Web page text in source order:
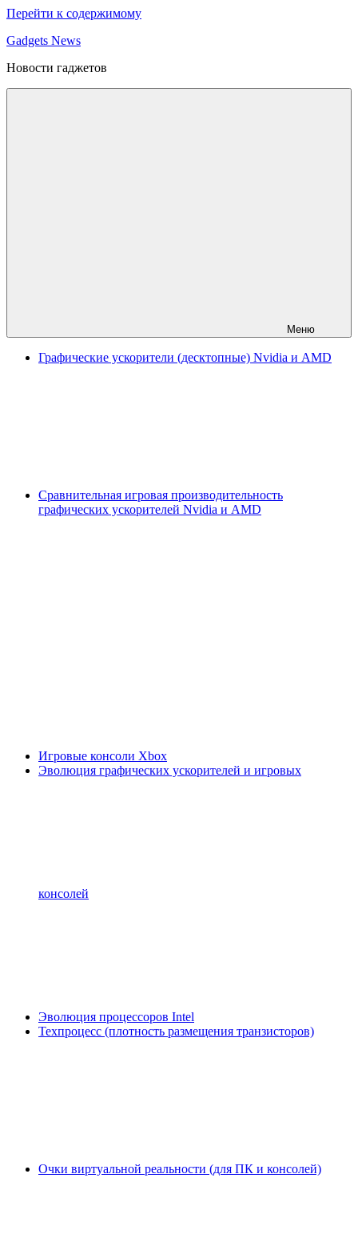
Перейти к содержимому
Gadgets News
Новости гаджетов
Меню
Графические ускорители (десктопные) Nvidia и AMD
Сравнительная игровая производительность
графических ускорителей Nvidia и AMD
Игровые консоли Xbox
Эволюция графических ускорителей и игровых
консолей
Эволюция процессоров Intel
Техпроцесс (плотность размещения транзисторов)
Очки виртуальной реальности (для ПК и консолей)